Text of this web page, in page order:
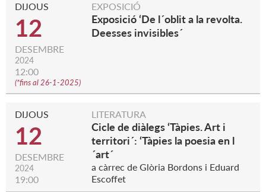
DIJOUS
12
DESEMBRE
2024
12:00
(*fins al 26-1-2025)
EXPOSICIÓ
Exposició ‘De l´oblit a la revolta.
Deesses invisibles´
DIJOUS
12
DESEMBRE
2024
19:00
LITERATURA
Cicle de diàlegs ‘Tàpies. Art i
territori´: ‘Tàpies la poesia en l
´art´
a càrrec de Glòria Bordons i Eduard
Escoffet